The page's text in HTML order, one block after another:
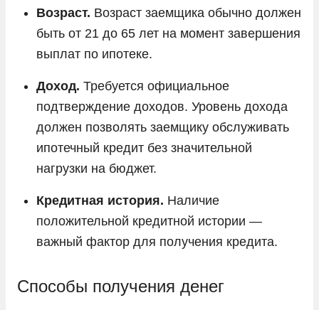
Возраст. Возраст заемщика обычно должен
быть от 21 до 65 лет на момент завершения
выплат по ипотеке.
Доход. Требуется официальное
подтверждение доходов. Уровень дохода
должен позволять заемщику обслуживать
ипотечный кредит без значительной
нагрузки на бюджет.
Кредитная история. Наличие
положительной кредитной истории —
важный фактор для получения кредита.
Способы получения денег